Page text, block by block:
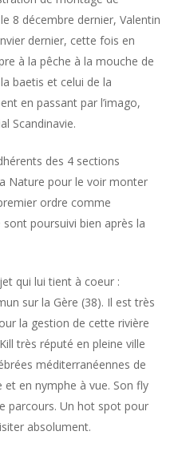
8 décembre dernier, Valentin
dernier, cette fois en
à la pêche à la mouche de
baetis et celui de la
en passant par l’imago,
Scandinavie.
des 4 sections
Nature pour le voir monter
ordre comme
sont poursuivi bien après la
qui lui tient à coeur :
sur la Gère (38). Il est très
la gestion de cette rivière
très réputé en pleine ville
méditerranéennes de
et en nymphe à vue. Son fly
parcours. Un hot spot pour
absolument.